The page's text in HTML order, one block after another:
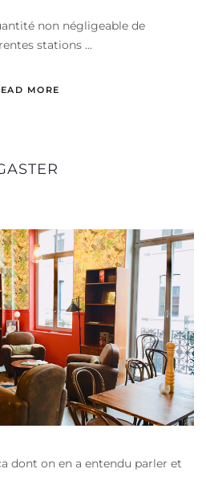
non négligeable de
stations ...
MORE
dont on en a entendu parler et